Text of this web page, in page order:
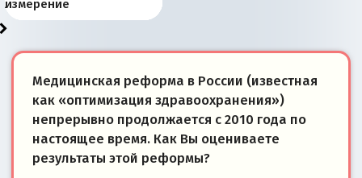
«переобувании» хозяев
суверенной экономике
Анкориджа
внутренней политике
отношениям с Россией?
Южной Осетии
измерение
Медицинская реформа в России (известная
как «оптимизация здравоохранения»)
непрерывно продолжается с 2010 года по
настоящее время. Как Вы оцениваете
результаты этой реформы?